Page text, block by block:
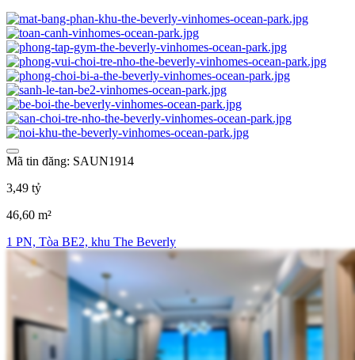
Mã tin đăng: SAUN1914
3,49 tỷ
46,60 m²
1 PN, Tòa BE2, khu The Beverly